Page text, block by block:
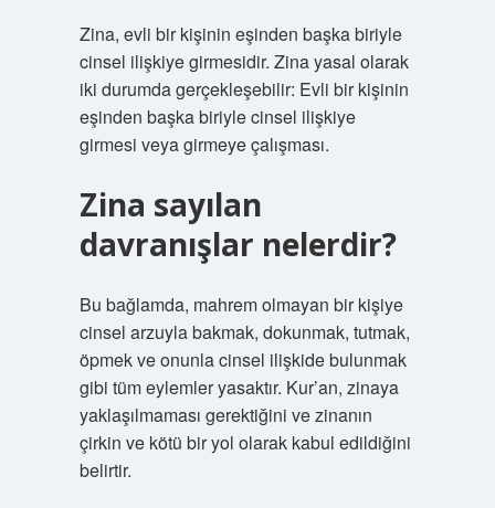
Zina, evli bir kişinin eşinden başka biriyle
cinsel ilişkiye girmesidir. Zina yasal olarak
iki durumda gerçekleşebilir: Evli bir kişinin
eşinden başka biriyle cinsel ilişkiye
girmesi veya girmeye çalışması.
Zina sayılan
davranışlar nelerdir?
Bu bağlamda, mahrem olmayan bir kişiye
cinsel arzuyla bakmak, dokunmak, tutmak,
öpmek ve onunla cinsel ilişkide bulunmak
gibi tüm eylemler yasaktır. Kur’an, zinaya
yaklaşılmaması gerektiğini ve zinanın
çirkin ve kötü bir yol olarak kabul edildiğini
belirtir.